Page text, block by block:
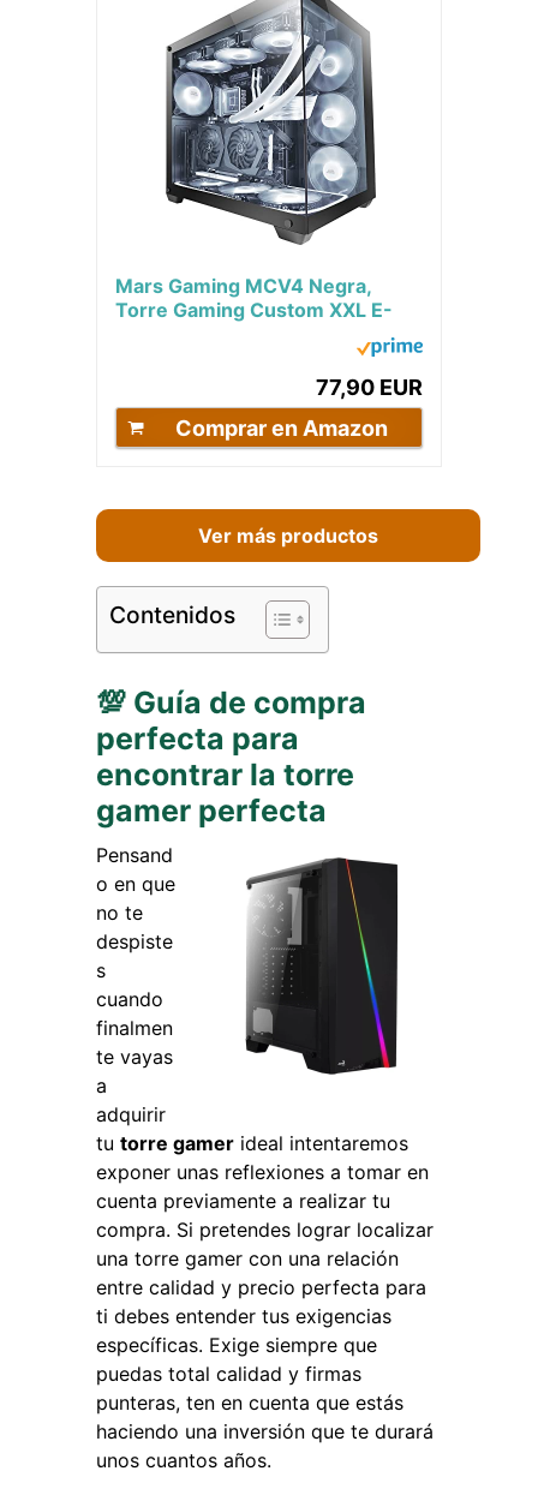
Mars Gaming MCV4 Negra,
Torre Gaming Custom XXL E-
ATX, Ventana Cristal Templado
77,90 EUR
Comprar en Amazon
Ver más productos
Contenidos
💯 Guía de compra
perfecta para
encontrar la torre
gamer perfecta
Pensand
o en que
no te
despiste
s
cuando
finalmen
te vayas
a
adquirir
tu torre gamer ideal intentaremos
exponer unas reflexiones a tomar en
cuenta previamente a realizar tu
compra. Si pretendes lograr localizar
una torre gamer con una relación
entre calidad y precio perfecta para
ti debes entender tus exigencias
específicas. Exige siempre que
puedas total calidad y firmas
punteras, ten en cuenta que estás
haciendo una inversión que te durará
unos cuantos años.